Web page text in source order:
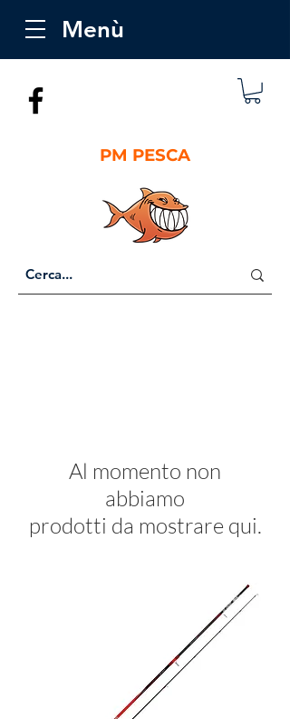
PM PESCA
Menù
Al momento non
abbiamo
prodotti da mostrare qui.